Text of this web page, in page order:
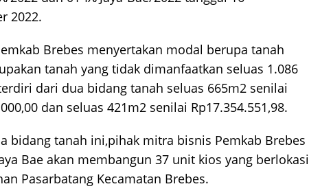
2022.
Brebes menyertakan modal berupa tanah
tanah yang tidak dimanfaatkan seluas 1.086
dari dua bidang tanah seluas 665m2 senilai
dan seluas 421m2 senilai Rp17.354.551,98.
bidang tanah ini,pihak mitra bisnis Pemkab Brebes
Bae akan membangun 37 unit kios yang berlokasi
Pasarbatang Kecamatan Brebes.